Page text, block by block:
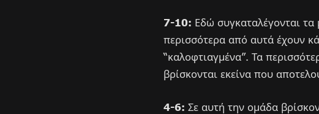
7-10: Εδώ συγκαταλέγονται
περισσότερα από αυτά έχουν
“καλοφτιαγμένα”. Τα
βρίσκονται εκείνα που
4-6: Σε αυτή την ομάδα